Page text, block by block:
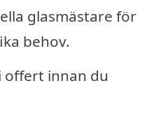
glasmästare för
behov.
offert innan du